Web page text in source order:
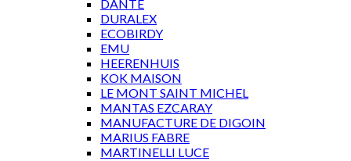
DANTE
DURALEX
ECOBIRDY
EMU
HEERENHUIS
KOK MAISON
LE MONT SAINT MICHEL
MANTAS EZCARAY
MANUFACTURE DE DIGOIN
MARIUS FABRE
MARTINELLI LUCE